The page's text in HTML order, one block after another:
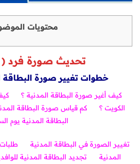
محتويات
تحديث صورة فرد (
خطوات تغيير صورة البطاقة
كيف أغير صورة البطاقة المدنية ؟
الكويت ؟
كم قياس صورة البطاقة
البطاقة المدنية يوم
تغيير الصورة في البطاقة المدنية
المدنية
تجديد البطاقة المدنية